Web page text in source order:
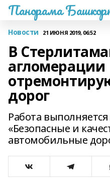
Панорама
Новости 21 ИЮНЯ 2019, 06:52
В
агломерации
дорог
Работа
«Безопасные и
автомобильные